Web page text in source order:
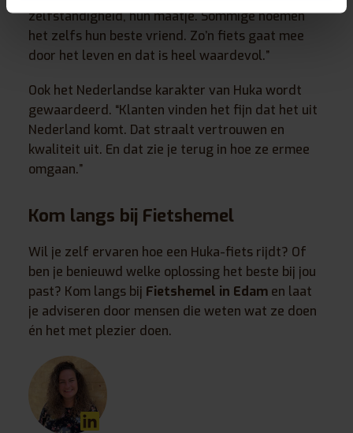
zelfstandigheid, hun maatje. Sommige noemen
het zelfs hun beste vriend. Zo’n fiets gaat mee
door het leven en dat is heel waardevol.”
Ook het Nederlandse karakter van Huka wordt
gewaardeerd. “Klanten vinden het fijn dat het uit
Nederland komt. Dat straalt vertrouwen en
kwaliteit uit. En dat zie je terug in hoe ze ermee
omgaan.”
Kom langs bij Fietshemel
Wil je zelf ervaren hoe een Huka-fiets rijdt? Of
ben je benieuwd welke oplossing het beste bij jou
past? Kom langs bij Fietshemel in Edam en laat
je adviseren door mensen die weten wat ze doen
én het met plezier doen.